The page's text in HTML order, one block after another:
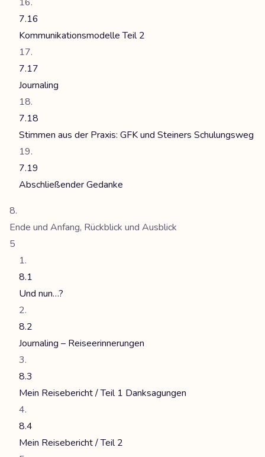
7.16
Kommunikationsmodelle Teil 2
7.17
Journaling
7.18
Stimmen aus der Praxis: GFK und Steiners Schulungsweg
7.19
Abschließender Gedanke
Ende und Anfang, Rückblick und Ausblick
5
8.1
Und nun…?
8.2
Journaling – Reiseerinnerungen
8.3
Mein Reisebericht / Teil 1 Danksagungen
8.4
Mein Reisebericht / Teil 2